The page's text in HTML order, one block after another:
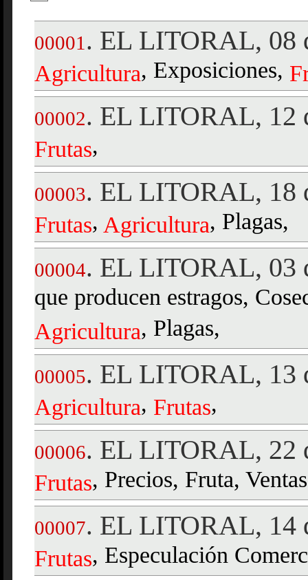
00001 . EL LITORAL, 08
Agricultura, Exposiciones,
00002. EL LITORAL, 12
Frutas,
00003. EL LITORAL, 18
Frutas, Agricultura, Plagas,
00004. EL LITORAL, 03
que producen estragos,
Agricultura, Plagas,
00005. EL LITORAL, 13
Agricultura, Frutas,
00006. EL LITORAL, 22
Frutas, Precios, Fruta,
00007. EL LITORAL, 14
Frutas, Especulación